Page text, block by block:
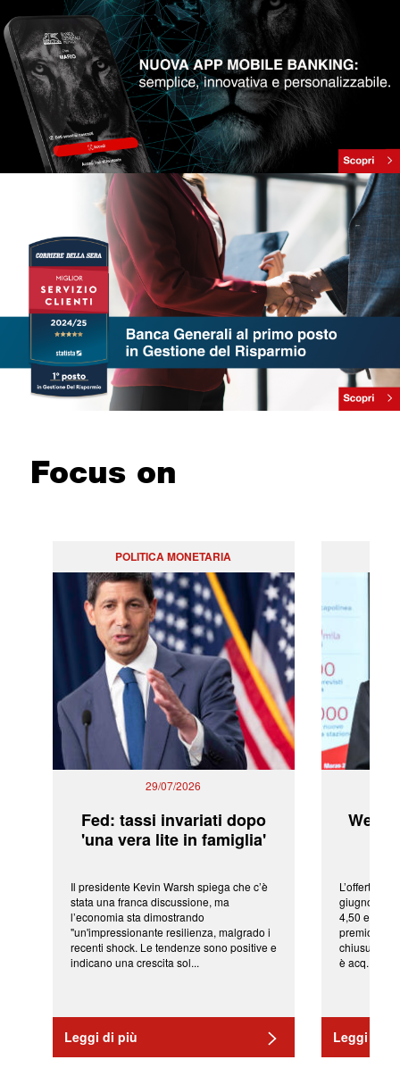
Focus on
POLITICA MONETARIA
29/07/2026
Fed: tassi invariati dopo
'una vera lite in famiglia'
Il presidente Kevin Warsh spiega che c’è
stata una franca discussione, ma
l’economia sta dimostrando
"un'impressionante resilienza, malgrado i
recenti shock. Le tendenze sono positive e
indicano una crescita sol...
Leggi di più
L’offerta
giugno da
4,50 euro
premio di
chiusura
è acq...
Leggi di